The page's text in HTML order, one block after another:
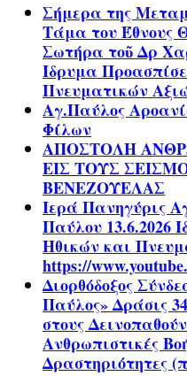
Σήμερα της
Τάμα του Έθνους
Σωτήρα τοῦ Δρ
Ίδρυμα
Πνευματικών
Αγ.Παύλος
Φίλων
ΑΠΟΣΤΟΛΗ
ΕΙΣ ΤΟΥΣ
ΒΕΝΕΖΟΥΕΛΑΣ
Ιερά Πανηγύρις
Παύλου 13.6.2026
Ηθικών και
https://
Διορθόδοξος
Παύλος» Δράσις
στους
Ανθρωπιστικές
Δραστηριότητες